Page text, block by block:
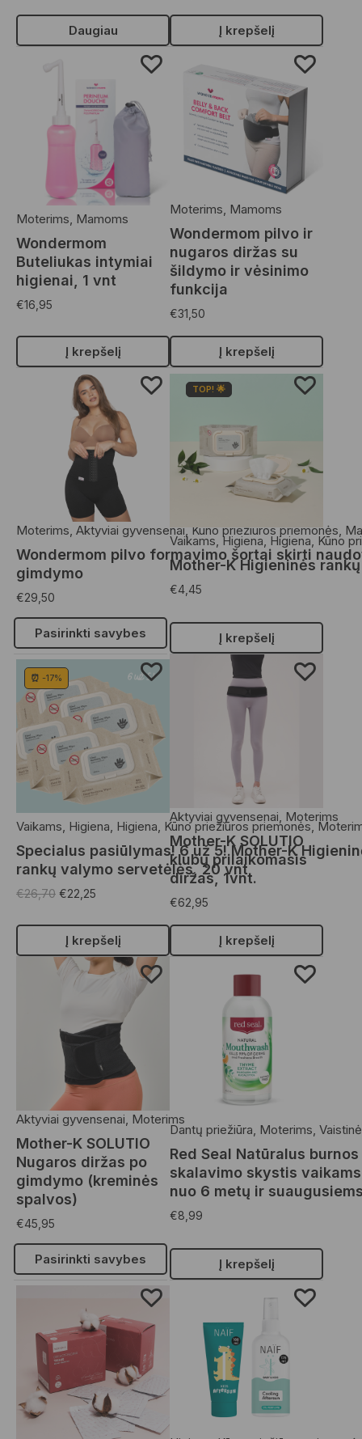
Daugiau Į krepšelį
Moterims Mamoms
Wondermom
Buteliukas intymiai
higienai, 1 vnt
€16,95
Į krepšelį
Moterims, Mamoms
Wondermom pilvo ir
nugaros diržas su
šildymo ir vėsinimo
funkcija
€31,50
Į krepšelį
Moterims, Aktyviai gyvensenai, Kūno priežiūros priemonės,
Wondermom pilvo formavimo šortai skirti
gimdymo
€29,50
Pasirinkti savybes
TOP! 🌟
Vaikams, Higiena, Higiena, Kūno
Mother-K Higieninės
€4,45
Į krepšelį
⏰ -17%
Vaikams Higiena Higiena Kūno priežiūros priemonės,
Specialus pasiūlymas! 6 už 5! Mother-K
rankų valymo servetėlės, 20 vnt
€26,70 €22,25
Į krepšelį
Aktyviai gyvensenai, Moterims
Mother-K SOLUTIO
klubų prilaikomasis
diržas, 1vnt.
€62,95
Į krepšelį
Aktyviai gyvensenai, Moterims
Mother-K SOLUTIO
Nugaros diržas po
gimdymo (kreminės
spalvos)
€45,95
Pasirinkti savybes
Dantų priežiūra, Moterims,
Red Seal Natūralus burnos
skalavimo skystis vaikams
nuo 6 metų ir
€8,99
Į krepšelį